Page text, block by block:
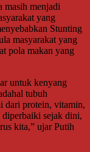
masih menjadi
yang
Stunting
masyarakat yang
pola makan yang
untuk kenyang
tubuh
dari protein, vitamin,
sejak dini,
kita,” ujar Putih